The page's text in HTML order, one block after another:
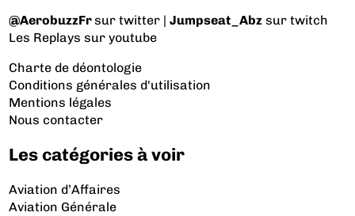
@AerobuzzFrsur twitter |Jumpseat_Abz sur twitch
Les Replays sur youtube
Charte de déontologie
Conditions générales d'utilisation
Mentions légales
Nous contacter
Les catégories à voir
Aviation d’Affaires
Aviation Générale